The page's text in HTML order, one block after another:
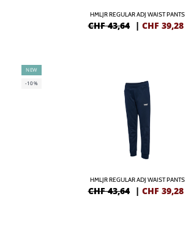
HMLJR REGULAR ADJ WAIST PANTS
CHF 43,64 | CHF 39,28
NEW
-10%
HMLJR REGULAR ADJ WAIST PANTS
CHF 43,64 | CHF 39,28